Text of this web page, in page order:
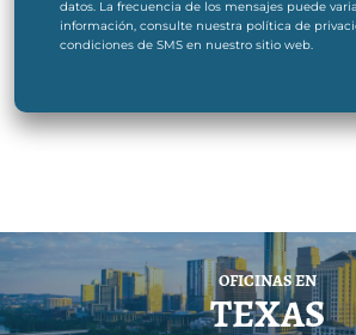
datos. La frecuencia de los mensajes puede
información, consulte nuestra política de
condiciones de SMS en nuestro sitio web.
OFICINAS EN
TEXAS